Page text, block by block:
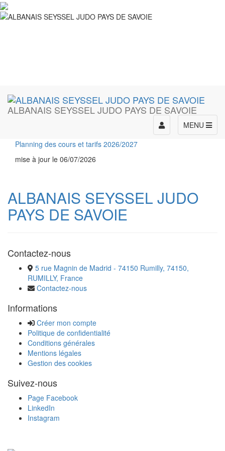
ALBANAIS SEYSSEL JUDO PAYS DE SAVOIE
MENU
Toggle
navigation
Planning des cours et tarifs 2026/2027
mise à jour le 06/07/2026
ALBANAIS SEYSSEL JUDO
PAYS DE SAVOIE
Contactez-nous
5 rue Magnin de Madrid - 74150 Rumilly, 74150,
RUMILLY, France
Contactez-nous
Informations
Créer mon compte
Politique de confidentialité
Conditions générales
Mentions légales
Gestion des cookies
Suivez-nous
Page Facebook
LinkedIn
Instagram